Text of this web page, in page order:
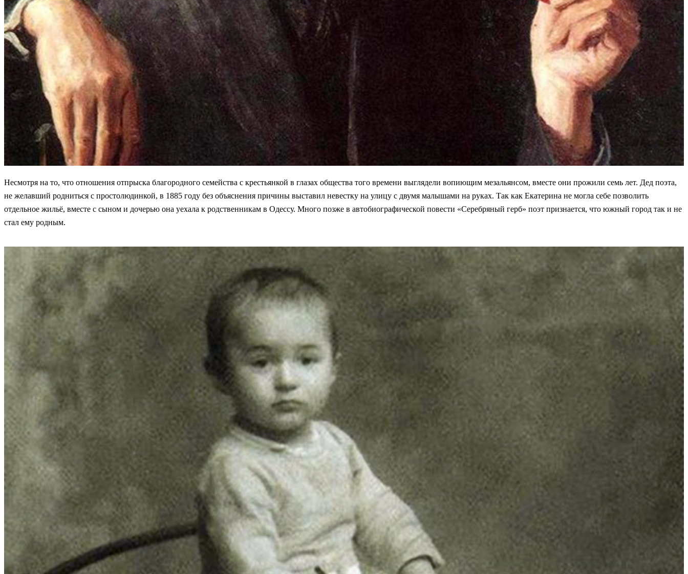
Несмотря на то, что отношения отпрыска благородного семейства с крестьянкой в глазах общества того времени выглядели вопиющим мезальянсом, вместе они прожили семь лет. Дед поэта,
не желавший родниться с простолюдинкой, в 1885 году без объяснения причины выставил невестку на улицу с двумя малышами на руках. Так как Екатерина не могла себе позволить
отдельное жильё, вместе с сыном и дочерью она уехала к родственникам в Одессу. Много позже в автобиографической повести «Серебряный герб» поэт признается, что южный город так и не
стал ему родным.